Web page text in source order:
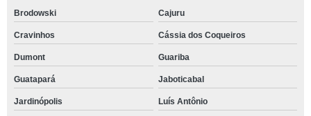
Brodowski Cajuru
Cravinhos Cássia dos Coqueiros
Dumont Guariba
Guatapará Jaboticabal
Jardinópolis Luís Antônio